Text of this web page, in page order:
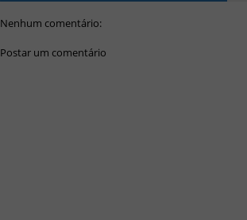
Nenhum comentário:
Postar um comentário